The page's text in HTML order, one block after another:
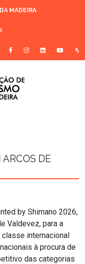
MADEIRA
DE
by Shimano 2026,
Valdevez, para a
classe internacional
à procura de
das categorias